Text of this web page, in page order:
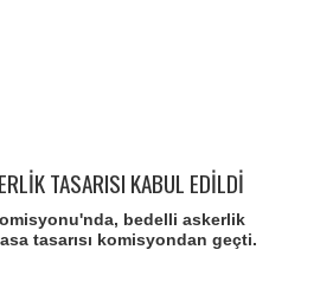
TASARISI KABUL EDİLDİ
bedelli askerlik
tasarısı komisyondan geçti.